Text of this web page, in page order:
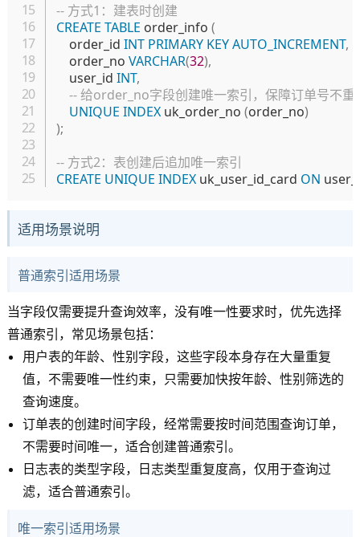
-- 方式1：建表时创建
CREATE TABLE order_info (
    order_id
INT PRIMARY KEYAUTO_INCREMENT,
    order_no
VARCHAR(32),
    user_id
INT,
-- 给order_no字段创建唯一索引，保障订单号不重
UNIQUE INDEX uk_order_no (order_no)
);
-- 方式2：表创建后追加唯一索引
CREATE UNIQUE INDEX uk_user_id_card ON
适用场景说明
普通索引适用场景
当字段仅需要提升查询效率，没有唯一性要求时，优先选择
普通索引，常见场景包括：
用户表的年龄、性别字段，这些字段本身存在大量重复
值，不需要唯一性约束，只需要加快按年龄、性别筛选的
查询速度。
订单表的创建时间字段，经常需要按时间范围查询订单，
不需要时间唯一，适合创建普通索引。
日志表的类型字段，日志类型重复度高，仅用于查询过
滤，适合普通索引。
唯一索引适用场景